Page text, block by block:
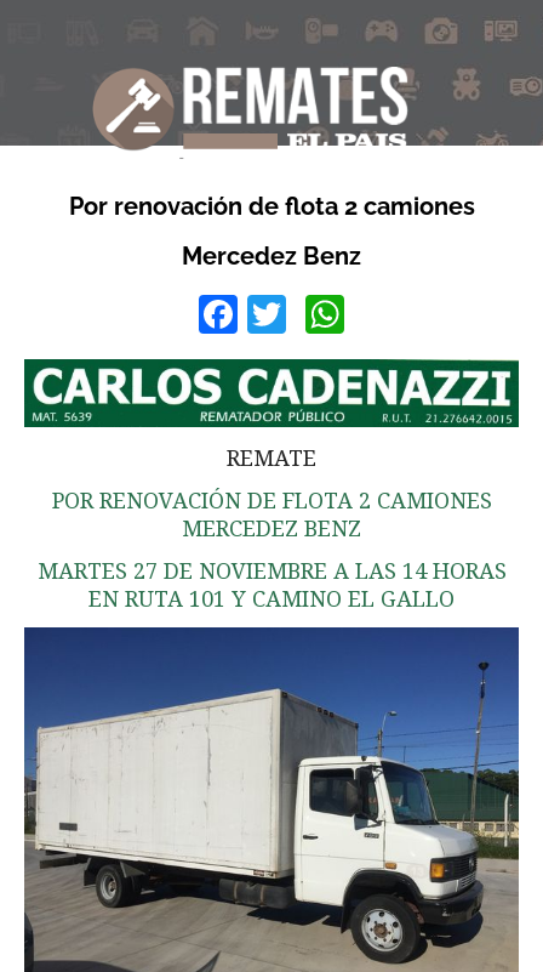
Por renovación de flota 2 camiones
Mercedez Benz
Facebook
Twitter
REMATE
POR RENOVACIÓN DE FLOTA 2 CAMIONES
MERCEDEZ BENZ
MARTES 27 DE NOVIEMBRE A LAS 14 HORAS
EN RUTA 101 Y CAMINO EL GALLO